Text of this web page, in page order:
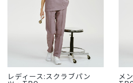
レディース:スクラブパン メ